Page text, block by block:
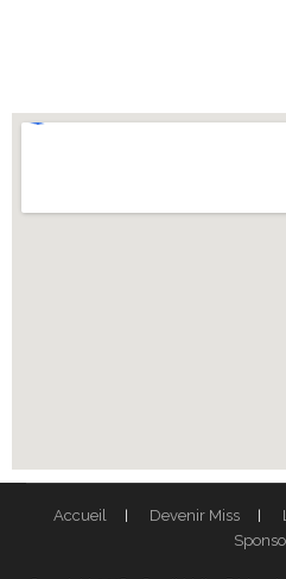
Accueil Devenir Miss